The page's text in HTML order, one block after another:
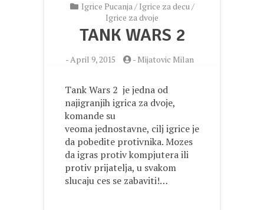
Igrice Pucanja/ Igrice za decu/
Igrice za dvoje
TANK WARS 2
-April 9, 2015 - Mijatovic Milan
Tank Wars 2 je jedna od
najigranjih igrica za dvoje,
komande su
veoma jednostavne, cilj igrice je
da pobedite protivnika. Mozes
da igras protiv kompjutera ili
protiv prijatelja, u svakom
slucaju ces se zabaviti!…